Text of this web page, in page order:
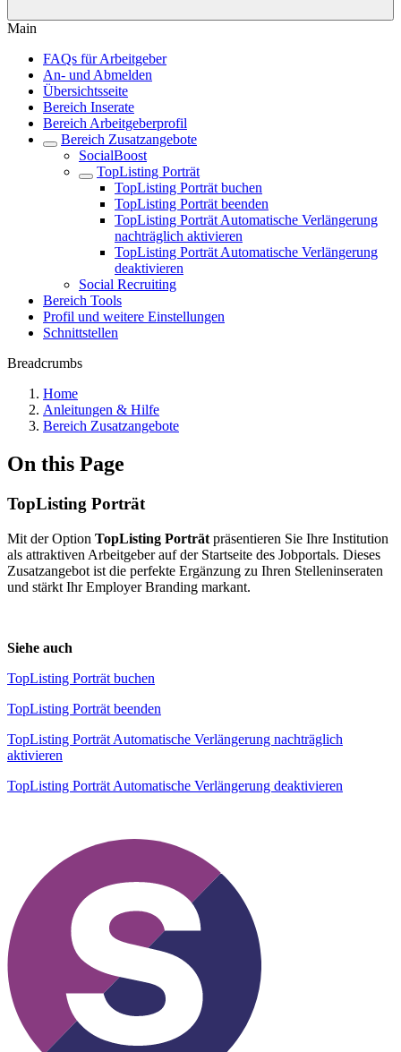
Main
FAQs für Arbeitgeber
An- und Abmelden
Übersichtsseite
Bereich Inserate
Bereich Arbeitgeberprofil
Bereich Zusatzangebote
SocialBoost
TopListing Porträt
TopListing Porträt buchen
TopListing Porträt beenden
TopListing Porträt Automatische Verlängerung
nachträglich aktivieren
TopListing Porträt Automatische Verlängerung
deaktivieren
Social Recruiting
Bereich Tools
Profil und weitere Einstellungen
Schnittstellen
Breadcrumbs
Home
Anleitungen & Hilfe
Bereich Zusatzangebote
On this Page
TopListing Porträt
Mit der Option TopListing Porträt präsentieren Sie Ihre Institution
als attraktiven Arbeitgeber auf der Startseite des Jobportals. Dieses
Zusatzangebot ist die perfekte Ergänzung zu Ihren Stelleninseraten
und stärkt Ihr Employer Branding markant.
Siehe auch
TopListing Porträt buchen
TopListing Porträt beenden
TopListing Porträt Automatische Verlängerung nachträglich
aktivieren
TopListing Porträt Automatische Verlängerung deaktivieren